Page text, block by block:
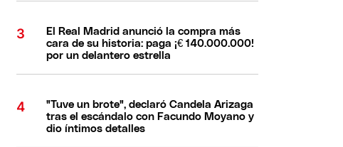
El Real Madrid anunció la compra más
cara de su historia: paga ¡€ 140.000.000!
por un delantero estrella
"Tuve un brote", declaró Candela Arizaga
tras el escándalo con Facundo Moyano y
dio íntimos detalles